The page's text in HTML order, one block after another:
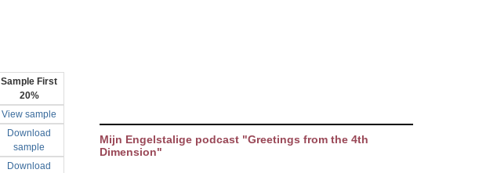
Sample First
20%
View sample
Download
sample
Download
Mijn Engelstalige podcast "Greetings from the 4th
Dimension"